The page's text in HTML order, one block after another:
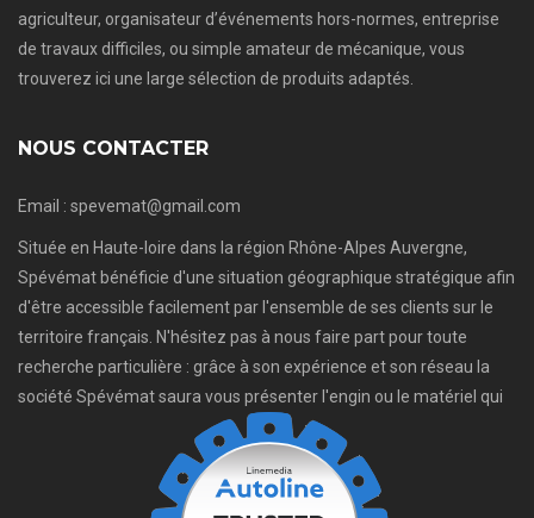
agriculteur, organisateur d’événements hors-normes, entreprise
de travaux difficiles, ou simple amateur de mécanique, vous
trouverez ici une large sélection de produits adaptés.
NOUS CONTACTER
Email : spevemat@gmail.com
Située en Haute-loire dans la région Rhône-Alpes Auvergne,
Spévémat bénéficie d'une situation géographique stratégique afin
d'être accessible facilement par l'ensemble de ses clients sur le
territoire français. N'hésitez pas à nous faire part pour toute
recherche particulière : grâce à son expérience et son réseau la
société Spévémat saura vous présenter l'engin ou le matériel qui